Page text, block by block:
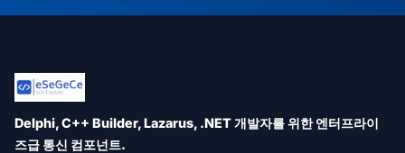
Delphi, C++ Builder, Lazarus, .NET 개발자를 위한 엔터프라이
즈급 통신 컴포넌트.